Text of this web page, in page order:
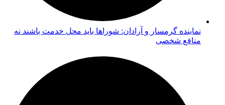
نماینده گرمسار و آرادان: شوراها باید محل خدمت باشند نه
منافع شخصی